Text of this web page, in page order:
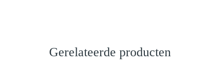
Gerelateerde producten